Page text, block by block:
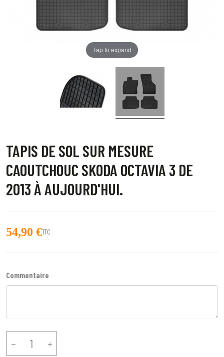
Tap to expand
TAPIS DE SOL SUR MESURE
CAOUTCHOUC SKODA OCTAVIA 3 DE
2013 À AUJOURD'HUI.
54,90 €TTC
Commentaire
 